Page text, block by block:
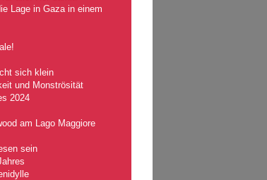
Lage in Gaza in einem
sich klein
und Monströsität
2024
am Lago Maggiore
sein